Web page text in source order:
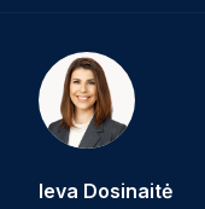
Ieva Dosinaitė